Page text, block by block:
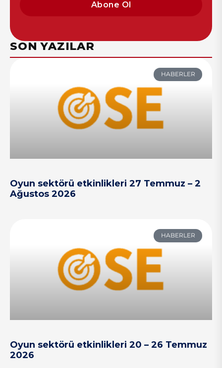
Abone Ol
SON YAZILAR
HABERLER
Oyun sektörü etkinlikleri 27 Temmuz – 2
Ağustos 2026
HABERLER
Oyun sektörü etkinlikleri 20 – 26 Temmuz
2026